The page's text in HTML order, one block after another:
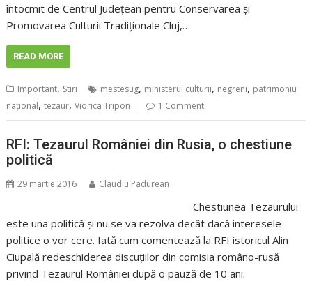
întocmit de Centrul Județean pentru Conservarea și
Promovarea Culturii Tradiționale Cluj,…
READ MORE
Important, Stiri mestesug, ministerul culturii, negreni, patrimoniu
naţional,tezaur,Viorica Tripon 1 Comment
RFI: Tezaurul României din Rusia, o chestiune
politică
29 martie 2016 Claudiu Padurean
Chestiunea Tezaurului
este una politică şi nu se va rezolva decât dacă interesele
politice o vor cere. Iată cum comentează la RFI istoricul Alin
Ciupală redeschiderea discuţiilor din comisia româno-rusă
privind Tezaurul României după o pauză de 10 ani.